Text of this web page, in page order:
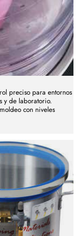
preciso para entornos
y de laboratorio.
con niveles